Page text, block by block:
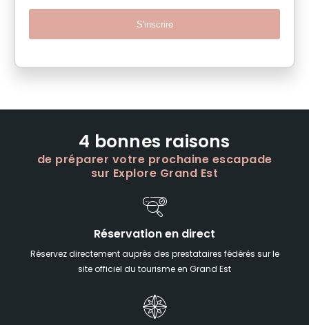
S'inscrire
4 bonnes raisons
de préparer votre prochaine escapade
sur Explore Grand Est
Réservation en direct
Réservez directement auprès des prestataires fédérés sur le
site officiel du tourisme en Grand Est